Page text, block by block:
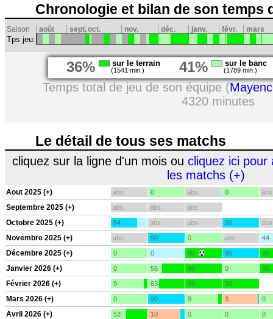
Chronologie et bilan de son temps
Saison août sept.oct. nov. déc. janv. févr. mars
Tps jeu:
36% sur le terrain
(1541 min.) 41% sur le banc
(1789 min.)
Temps total de jeu de son équipe (
4320 minutes
Le détail de tous ses matchs
cliquez sur la ligne d'un mois ou cliquez ici pour
les matchs (+)
Aout 2025 (+) abs. 0 abs. 0
Septembre 2025 (+) abs. abs. abs.
Octobre 2025 (+) 64 abs. abs. 90
Novembre 2025 (+) abs. 90 0 abs. 44
Décembre 2025 (+) 0 0 90 90 90
Janvier 2026 (+) 0 56 90 0 90
Février 2026 (+) 9 63 90 90
Mars 2026 (+) 0 90 9 3 0
Avril 2026 (+) 53 10 0 0 0